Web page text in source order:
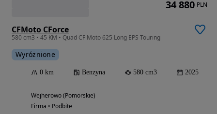
CFMoto CForce
580 cm3 • 45 KM • Quad CF Moto 625 Long EPS Touring
Wyróżnione
0 km Benzyna 580 cm3 2025
Wejherowo (Pomorskie)
Firma • Podbite
34 880 PLN